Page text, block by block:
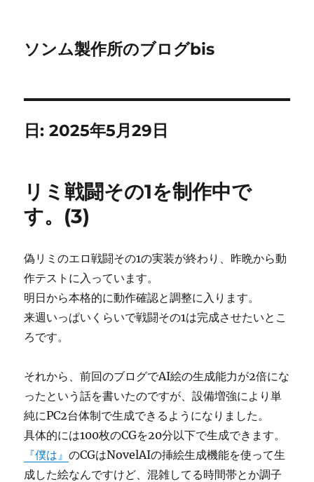
ソンム製作所のブログbis
日:2025年5月29日
リミ戦闘その1を制作中で
す。(3)
偽リミのエロ戦闘その1の実装が終わり、昨晩から動
作テストに入っています。
明日から本格的に動作確認と調整に入ります。
来週いっぱいくらいで戦闘その1は完成させたいとこ
ろです。
それから、前回のブログでAI絵の生成能力が2倍にな
ったという話を書いたのですが、設備増強により単
純にPC2台体制で生成できるようになりました。
具体的には100枚のCGを20分以下で生成できます。
『僕は』のCGはNovelAIの挿絵生成機能を使って生
成した絵なんですけど、混雑してる時間帯とか調子